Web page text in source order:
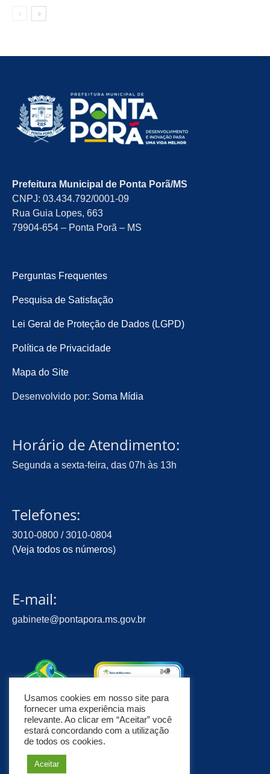
Prefeitura Municipal de Ponta Porã/MS
CNPJ: 03.434.792/0001-09
Rua Guia Lopes, 663
79904-654 – Ponta Porã – MS
Perguntas Frequentes
Pesquisa de Satisfação
Lei Geral de Proteção de Dados (LGPD)
Política de Privacidade
Mapa do Site
Desenvolvido por: Soma Mídia
Horário de Atendimento:
Segunda a sexta-feira, das 07h às 13h
Telefones:
3010-0800 / 3010-0804
(Veja todos os números)
E-mail:
gabinete@pontapora.ms.gov.br
Usamos cookies em nosso site para
fornecer uma experiência mais
relevante. Ao clicar em “Aceitar” você
estará concordando com a utilização
de todos os cookies.
Aceitar